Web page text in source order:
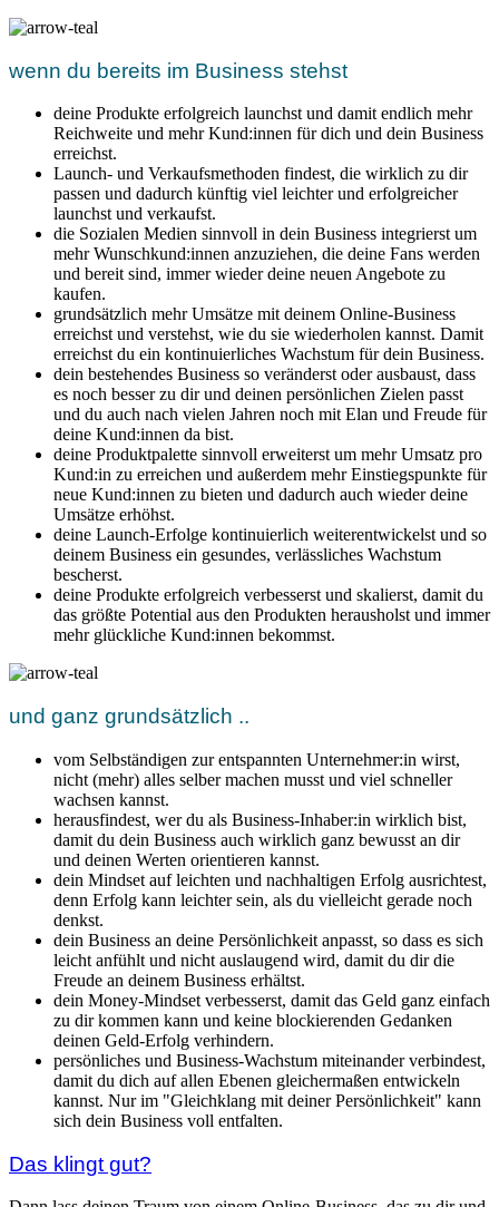
wenn du bereits im Business stehst
deine Produkte erfolgreich launchst und damit endlich mehr
Reichweite und mehr Kund:innen für dich und dein Business
erreichst.
Launch- und Verkaufsmethoden findest, die wirklich zu dir
passen und dadurch künftig viel leichter und erfolgreicher
launchst und verkaufst.
die Sozialen Medien sinnvoll in dein Business integrierst um
mehr Wunschkund:innen anzuziehen, die deine Fans werden
und bereit sind, immer wieder deine neuen Angebote zu
kaufen.
grundsätzlich mehr Umsätze mit deinem Online-Business
erreichst und verstehst, wie du sie wiederholen kannst. Damit
erreichst du ein kontinuierliches Wachstum für dein Business.
dein bestehendes Business so veränderst oder ausbaust, dass
es noch besser zu dir und deinen persönlichen Zielen passt
und du auch nach vielen Jahren noch mit Elan und Freude für
deine Kund:innen da bist.
deine Produktpalette sinnvoll erweiterst um mehr Umsatz pro
Kund:in zu erreichen und außerdem mehr Einstiegspunkte für
neue Kund:innen zu bieten und dadurch auch wieder deine
Umsätze erhöhst.
deine Launch-Erfolge kontinuierlich weiterentwickelst und so
deinem Business ein gesundes, verlässliches Wachstum
bescherst.
deine Produkte erfolgreich verbesserst und skalierst, damit du
das größte Potential aus den Produkten herausholst und immer
mehr glückliche Kund:innen bekommst.
und ganz grundsätzlich ..
vom Selbständigen zur entspannten Unternehmer:in wirst,
nicht (mehr) alles selber machen musst und viel schneller
wachsen kannst.
herausfindest, wer du als Business-Inhaber:in wirklich bist,
damit du dein Business auch wirklich ganz bewusst an dir
und deinen Werten orientieren kannst.
dein Mindset auf leichten und nachhaltigen Erfolg ausrichtest,
denn Erfolg kann leichter sein, als du vielleicht gerade noch
denkst.
dein Business an deine Persönlichkeit anpasst, so dass es sich
leicht anfühlt und nicht auslaugend wird, damit du dir die
Freude an deinem Business erhältst.
dein Money-Mindset verbesserst, damit das Geld ganz einfach
zu dir kommen kann und keine blockierenden Gedanken
deinen Geld-Erfolg verhindern.
persönliches und Business-Wachstum miteinander verbindest,
damit du dich auf allen Ebenen gleichermaßen entwickeln
kannst. Nur im "Gleichklang mit deiner Persönlichkeit" kann
sich dein Business voll entfalten.
Das klingt gut?